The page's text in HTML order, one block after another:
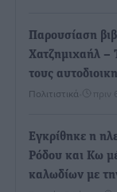
Παρουσίαση
Χατζημιχαήλ –
τους
Πολιτιστικά πριν
Εγκρίθηκε η
Ρόδου και Κω
καλωδίων με